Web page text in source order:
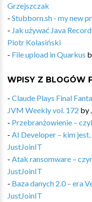
Grzejszczak
- Stubborn.sh - my new
- Jak używać Java
Piotr Kolasiński
- File upload in Quarkus
WPISY Z BLOGÓW
- Claude Plays Final
JVM Weekly vol. 172 by
- Przebranżowienie –
- AI Developer – kim
JustJoinIT
- Atak ransomware –
JustJoinIT
- Baza danych 2.0 – era
JustJoinIT